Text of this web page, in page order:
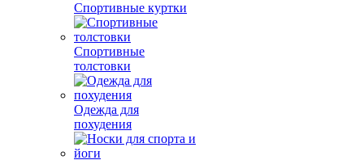
Спортивные куртки
Спортивные
толстовки
Одежда для
похудения